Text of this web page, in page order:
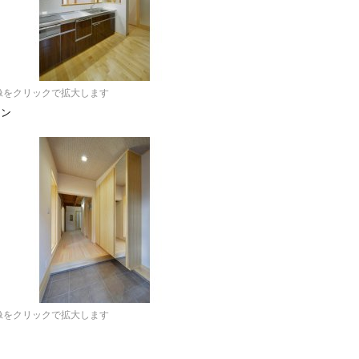
をクリックで拡大します
をクリックで拡大します